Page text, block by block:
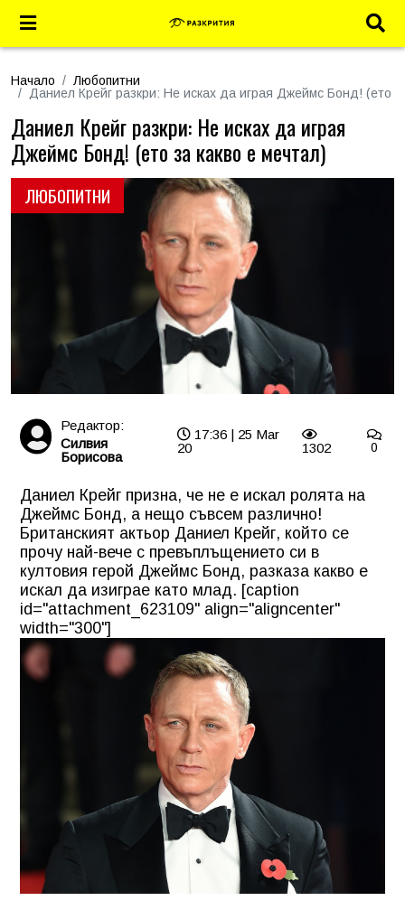
Начало
Любопитни
Даниел Крейг разкри: Не исках да играя Джеймс Бонд! (ето
ЛЮБОПИТНИ
Даниел Крейг разкри: Не исках да играя
Джеймс Бонд! (ето за какво е мечтал)
Редактор:
Силвия
Борисова
17:36 | 25 Mar
20
1302 0
Даниел Крейг призна, че не е искал ролята на
Джеймс Бонд, а нещо съвсем различно!
Британският актьор Даниел Крейг, който се
прочу най-вече с превъплъщението си в
култовия герой Джеймс Бонд, разказа какво е
искал да изиграе като млад. [caption
id="attachment_623109" align="aligncenter"
width="300"]